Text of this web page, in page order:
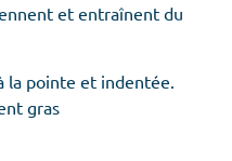
et entraînent du
la pointe et indentée.
gras